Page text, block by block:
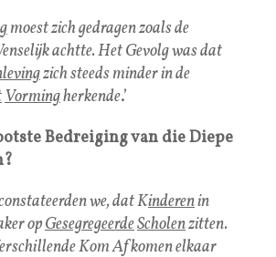
moest zich gedragen zoals de
achtte. Het Gevolg was dat
zich steeds minder in de
Vormingherkende.’
Bedreiging van die Diepe
we, dat Kinderenin
opGesegregeerdeScholenzitten.
Kom Af komen elkaar